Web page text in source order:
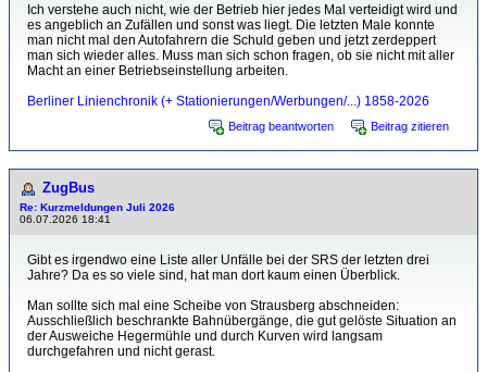
Ich verstehe auch nicht, wie der Betrieb hier jedes Mal verteidigt wird und
es angeblich an Zufällen und sonst was liegt. Die letzten Male konnte
man nicht mal den Autofahrern die Schuld geben und jetzt zerdeppert
man sich wieder alles. Muss man sich schon fragen, ob sie nicht mit aller
Macht an einer Betriebseinstellung arbeiten.
Berliner Linienchronik (+ Stationierungen/Werbungen/...) 1858-2026
Beitrag beantworten Beitrag zitieren
ZugBus
Re: Kurzmeldungen Juli 2026
06.07.2026 18:41
Gibt es irgendwo eine Liste aller Unfälle bei der SRS der letzten drei
Jahre? Da es so viele sind, hat man dort kaum einen Überblick.
Man sollte sich mal eine Scheibe von Strausberg abschneiden:
Ausschließlich beschrankte Bahnübergänge, die gut gelöste Situation an
der Ausweiche Hegermühle und durch Kurven wird langsam
durchgefahren und nicht gerast.